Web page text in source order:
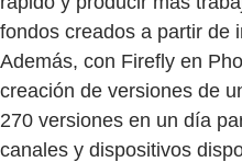
fondos creados a partir de
Además, con Firefly en
creación de versiones de
270 versiones en un día
canales y dispositivos